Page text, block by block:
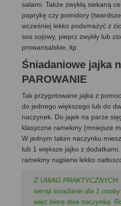
salami. Także zwykłą siekaną
paprykę czy pomidory
wcześniej lekko podsmażyć z
sos sojowy, pieprz zwykły lub
prowansalskie, itp.
Śniadaniowe jajka
PAROWANIE
Tak przygotowane jajka z
do jednego większego lub do
naczynek. Do jajek na parze
klasyczne ramekiny (mniejsze
W jednym takim naczynku
lub 1 większe jajko z
ramekiny najpierw lekko
Z UWAG
wersji śniadanie dla 1
więc biorę dwa naczynka.